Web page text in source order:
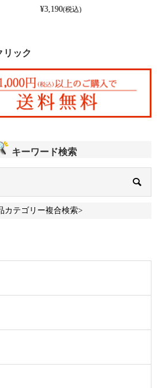
¥3,190(税込)
リック
キーワード検索
カテゴリー複合検索>